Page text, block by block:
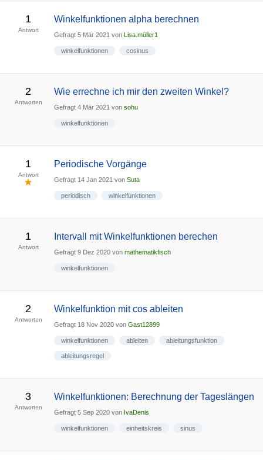
1
Antwort
Winkelfunktionen alpha berechnen
Gefragt 5 Mär 2021 von Lisa.müller1
winkelfunktionen cosinus
2
Antworten
Wie errechne ich mir den zweiten Winkel?
Gefragt 4 Mär 2021 von sohu
winkelfunktionen
1
Antwort
Periodische Vorgänge
Gefragt 14 Jan 2021 von Suta
periodisch winkelfunktionen
1
Antwort
Intervall mit Winkelfunktionen berechen
Gefragt 9 Dez 2020 von mathematikfisch
winkelfunktionen
2
Antworten
Winkelfunktion mit cos ableiten
Gefragt 18 Nov 2020 von Gast12899
winkelfunktionen ableiten ableitungsfunktion
ableitungsregel
3
Antworten
Winkelfunktionen: Berechnung der Tageslängen
Gefragt 5 Sep 2020 von IvaDenis
winkelfunktionen einheitskreis sinus